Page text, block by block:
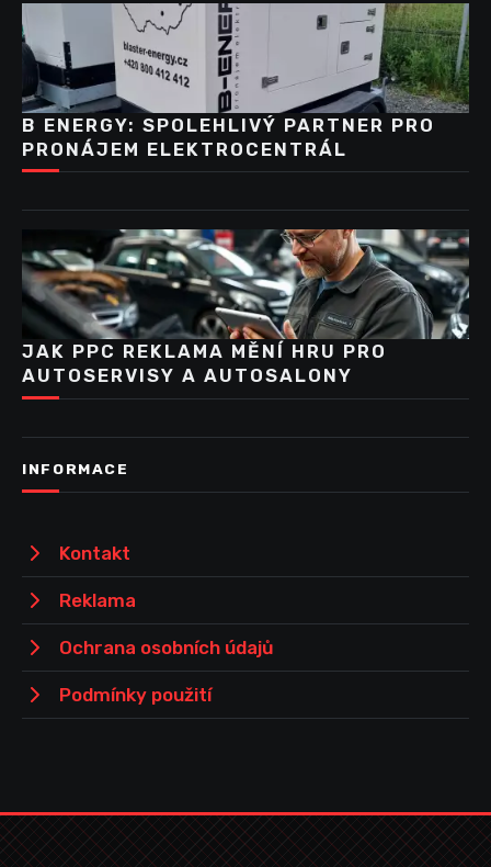
B ENERGY: SPOLEHLIVÝ PARTNER PRO
PRONÁJEM ELEKTROCENTRÁL
JAK PPC REKLAMA MĚNÍ HRU PRO
AUTOSERVISY A AUTOSALONY
INFORMACE
Kontakt
Reklama
Ochrana osobních údajů
Podmínky použití